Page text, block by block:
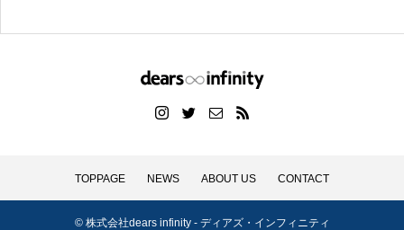
TOPPAGE NEWS ABOUT US CONTACT
© 株式会社dears infinity - ディアズ・インフィニティ